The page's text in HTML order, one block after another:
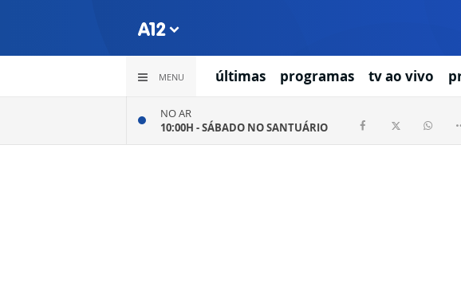
MENU últimas programas tv ao vivo
NO AR
10:00H -SÁBADO NO SANTUÁRIO